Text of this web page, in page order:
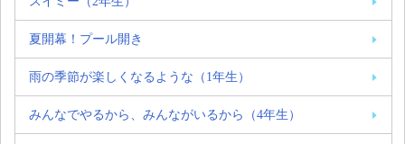
夏開幕！プール開き
雨の季節が楽しくなるような（1年生）
みんなでやるから、みんながいるから（4年生）